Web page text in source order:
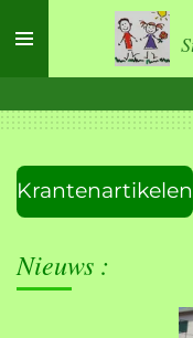
direct
de
hoofdinhoud
Krantenartikelen
Nieuws :